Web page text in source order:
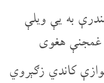
به یې ویلې
هغوی
کاندي زګېروي